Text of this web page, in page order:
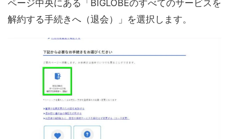
ページ中央にある「BIGLOBEのすべてのサービスを
解約する手続きへ（退会）」を選択します。